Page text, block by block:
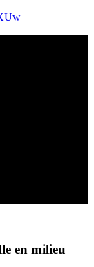
en milieu